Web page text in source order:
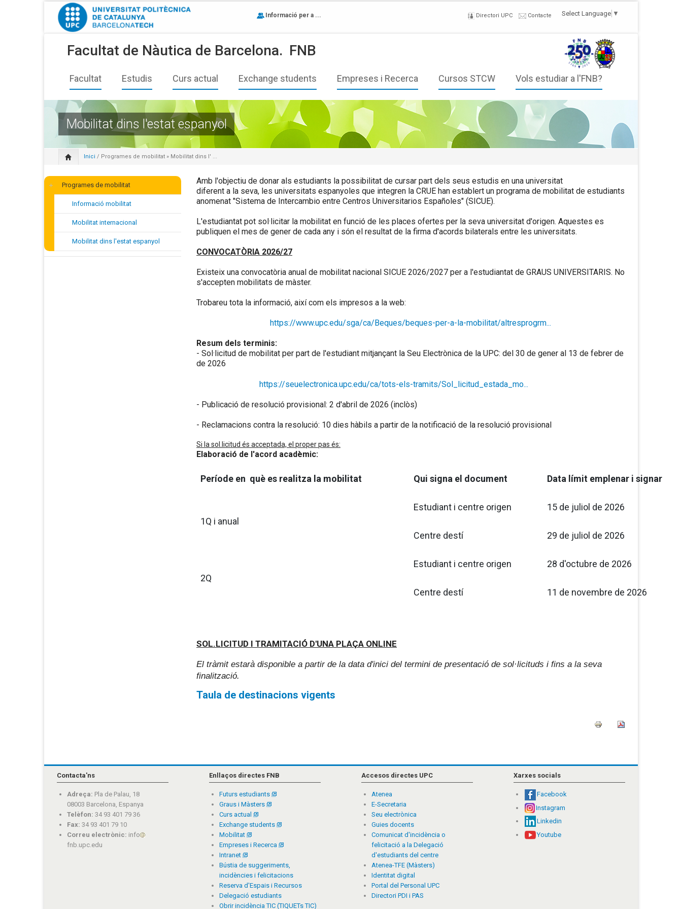
Select Language ▼
Directori UPC Contacte
Informació per a ...
Facultat de Nàutica de Barcelona. FNB
Facultat Estudis Curs actual Exchange students Empreses i Recerca Cursos STCW Vols estudiar a l'FNB?
Mobilitat dins l'estat espanyol
Inici / Programes de mobilitat » Mobilitat dins l' ...
Programes de mobilitat
Informació mobilitat
Mobilitat internacional
Mobilitat dins l'estat espanyol
Amb l'objectiu de donar als estudiants la possibilitat de cursar part dels seus estudis en una universitat
diferent a la seva, les universitats espanyoles que integren la CRUE han establert un programa de mobilitat de estudiants
anomenat "Sistema de Intercambio entre Centros Universitarios Españoles" (SICUE).
L'estudiantat pot sol·licitar la mobilitat en funció de les places ofertes per la seva universitat d'origen. Aquestes es
publiquen el mes de gener de cada any i són el resultat de la firma d'acords bilaterals entre les universitats.
CONVOCATÒRIA 2026/27
Existeix una convocatòria anual de mobilitat nacional SICUE 2026/2027 per a l'estudiantat de GRAUS UNIVERSITARIS. No
s'accepten mobilitats de màster.
Trobareu tota la informació, així com els impresos a la web:
https://www.upc.edu/sga/ca/Beques/beques-per-a-la-mobilitat/altresprogrm...
Resum dels terminis:
- Sol·licitud de mobilitat per part de l'estudiant mitjançant la Seu Electrònica de la UPC: del 30 de gener al 13 de febrer de
de 2026
https://seuelectronica.upc.edu/ca/tots-els-tramits/Sol_licitud_estada_mo...
- Publicació de resolució provisional: 2 d'abril de 2026 (inclòs)
- Reclamacions contra la resolució: 10 dies hàbils a partir de la notificació de la resolució provisional
Si la sol.licitud és acceptada, el proper pas és:
Elaboració de l'acord acadèmic:
Període en què es realitza la mobilitat Qui signa el document Data límit emplenar i signar
1Q i anual
Estudiant i centre origen 15 de juliol de 2026
Centre destí 29 de juliol de 2026
2Q
Estudiant i centre origen 28 d'octubre de 2026
Centre destí 11 de novembre de 2026
SOL.LICITUD I TRAMITACIÓ D'UNA PLAÇA ONLINE
El tràmit estarà disponible a partir de la data d'inici del termini de presentació de sol·licituds i fins a la seva
finalització.
Taula de destinacions vigents
Contacta'ns
Adreça: Pla de Palau, 18
08003 Barcelona, Espanya
Telèfon: 34 93 401 79 36
Fax: 34 93 401 79 10
Correu electrònic: info
fnb.upc.edu
Enllaços directes FNB
Futurs estudiants
Graus i Màsters
Curs actual
Exchange students
Mobilitat
Empreses i Recerca
Intranet
Bústia de suggeriments,
incidències i felicitacions
Reserva d'Espais i Recursos
Delegació estudiants
Obrir incidència TIC (TIQUETs TIC)
Accesos directes UPC
Atenea
E-Secretaria
Seu electrònica
Guies docents
Comunicat d'incidència o
felicitació a la Delegació
d'estudiants del centre
Atenea-TFE (Màsters)
Identitat digital
Portal del Personal UPC
Directori PDI i PAS
Xarxes socials
Facebook
Instagram
Linkedin
Youtube